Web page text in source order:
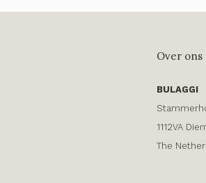
Over ons
BULAGGI
1112VA
The